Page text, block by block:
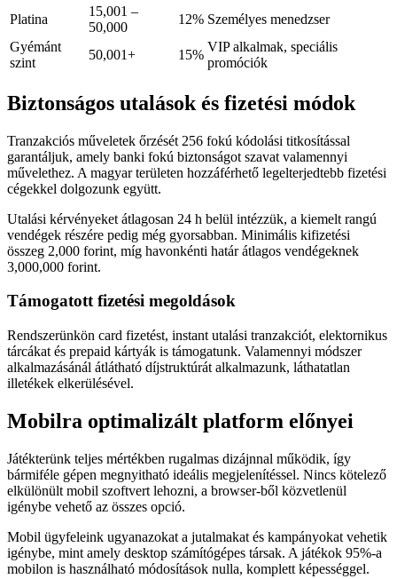
Platina
15,001 –
50,000
12% Személyes menedzser
Gyémánt
szint
50,001+ 15%
VIP alkalmak, speciális
promóciók
Biztonságos utalások és fizetési módok
Tranzakciós műveletek őrzését 256 fokú kódolási titkosítással
garantáljuk, amely banki fokú biztonságot szavat valamennyi
művelethez. A magyar területen hozzáférhető legelterjedtebb fizetési
cégekkel dolgozunk együtt.
Utalási kérvényeket átlagosan 24 h belül intézzük, a kiemelt rangú
vendégek részére pedig még gyorsabban. Minimális kifizetési
összeg 2,000 forint, míg havonkénti határ átlagos vendégeknek
3,000,000 forint.
Támogatott fizetési megoldások
Rendszerünkön card fizetést, instant utalási tranzakciót, elektornikus
tárcákat és prepaid kártyák is támogatunk. Valamennyi módszer
alkalmazásánál átlátható díjstruktúrát alkalmazunk, láthatatlan
illetékek elkerülésével.
Mobilra optimalizált platform előnyei
Játékterünk teljes mértékben rugalmas dizájnnal működik, így
bármiféle gépen megnyitható ideális megjelenítéssel. Nincs kötelező
elkülönült mobil szoftvert lehozni, a browser-ből közvetlenül
igénybe vehető az összes opció.
Mobil ügyfeleink ugyanazokat a jutalmakat és kampányokat vehetik
igénybe, mint amely desktop számítógépes társak. A játékok 95%-a
mobilon is használható módosítások nulla, komplett képességgel.